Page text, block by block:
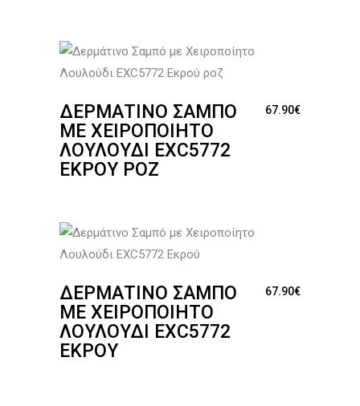
ΔΕΡΜΆΤΙΝΟ ΣΑΜΠΌ
ΜΕ ΧΕΙΡΟΠΟΊΗΤΟ
ΛΟΥΛΟΎΔΙ EXC5772
ΕΚΡΟΎ ΡΟΖ
67.90€
ΔΕΡΜΆΤΙΝΟ ΣΑΜΠΌ
ΜΕ ΧΕΙΡΟΠΟΊΗΤΟ
ΛΟΥΛΟΎΔΙ EXC5772
ΕΚΡΟΎ
67.90€